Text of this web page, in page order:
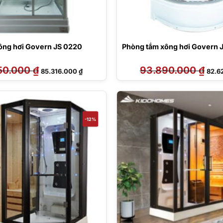
hơi Govern JS 0220
₫ Giá
gốc
là:
85.316.000₫Giá
hiện
tại
85.316.000 ₫.
Phòng tắm xông hơi Govern
93.890.000₫ Giá
gốc
là:
-12%